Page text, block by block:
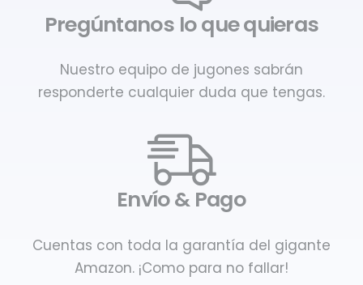
Pregúntanos lo que quieras
Nuestro equipo de jugones sabrán
responderte cualquier duda que tengas.
Envío & Pago
Cuentas con toda la garantía del gigante
Amazon. ¡Como para no fallar!